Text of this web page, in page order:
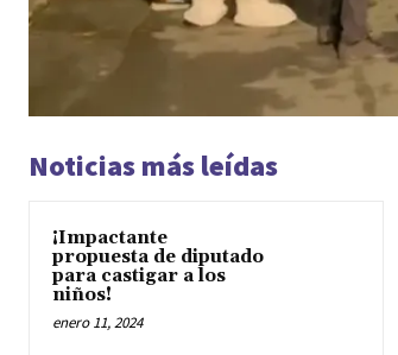
Noticias más leídas
¡Impactante
propuesta de diputado
para castigar a los
niños!
enero 11, 2024